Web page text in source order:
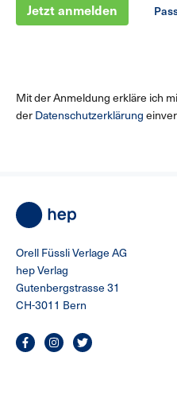
Jetzt anmelden
Mit der Anmeldung erkläre ich
der Datenschutzerklärung
Orell Füssli Verlage AG
hep Verlag
Gutenbergstrasse 31
CH-3011 Bern